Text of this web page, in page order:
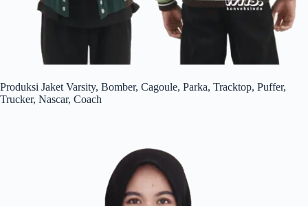
Produksi Jaket Varsity, Bomber, Cagoule, Parka, Tracktop, Puffer,
Trucker, Nascar, Coach